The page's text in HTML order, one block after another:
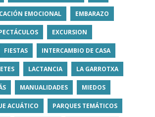
EMOCIONAL EMBARAZO
EXCURSION
FIESTAS INTERCAMBIO DE CASA
LACTANCIA LA GARROTXA
MANUALIDADES MIEDOS
ACUÁTICO PARQUES TEMÁTICOS